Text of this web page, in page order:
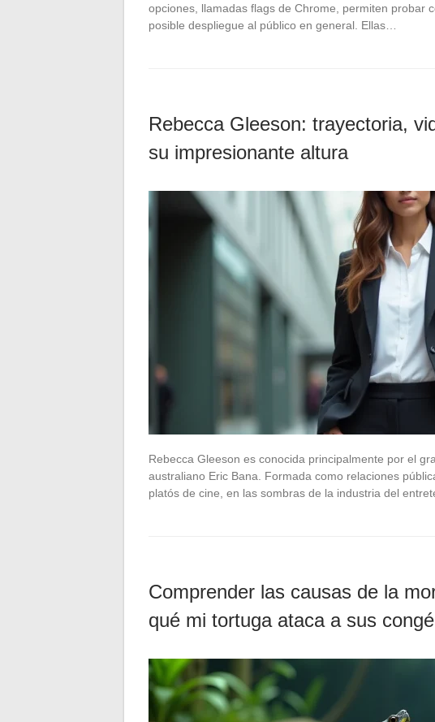
opciones, llamadas flags de Chrome, permiten probar
posible despliegue al público en general. Ellas…
Rebecca Gleeson: trayectoria,
su impresionante altura
Rebecca Gleeson es conocida principalmente por el
australiano Eric Bana. Formada como relaciones
platós de cine, en las sombras de la industria del
Comprender las causas de la
qué mi tortuga ataca a sus